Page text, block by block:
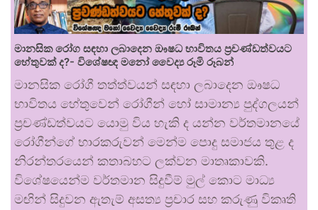
මානසික රෝග සඳහා ලබාදෙන ඖෂධ භාවිතය ප්‍රචණ්ඩත්වයට
හේතුවක් ද?- විශේෂඥ මනෝ වෛද්‍ය රූමි රූබන්
මානසික රෝගී තත්ත්වයන් සඳහා ලබාදෙන ඖෂධ
භාවිතය හේතුවෙන් රෝගීන් හෝ සාමාන්‍ය පුද්ගලයන්
ප්‍රචණ්ඩත්වයට යොමු විය හැකි ද යන්න වර්තමානයේ
රෝගීන්ගේ භාරකරුවන් මෙන්ම පොදු සමාජය තුළ ද
නිරන්තරයෙන් කතාබහට ලක්වන මාතෘකාවකි.
විශේෂයෙන්ම වර්තමාන සිදුවීම් මුල් කොට මාධ්‍ය
මඟින් සිදුවන ඇතැම් අසත්‍ය ප්‍රචාර සහ කරුණු විකෘති